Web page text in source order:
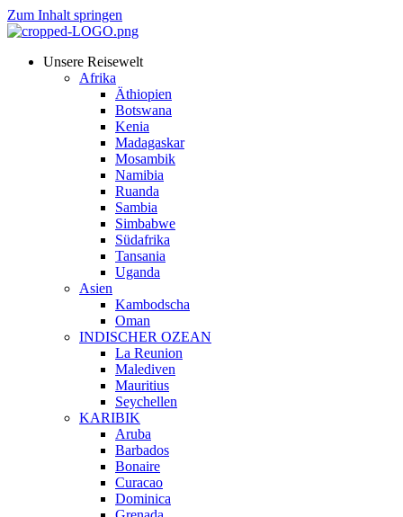
Zum Inhalt springen
Unsere Reisewelt
Afrika
Äthiopien
Botswana
Kenia
Madagaskar
Mosambik
Namibia
Ruanda
Sambia
Simbabwe
Südafrika
Tansania
Uganda
Asien
Kambodscha
Oman
INDISCHER OZEAN
La Reunion
Malediven
Mauritius
Seychellen
KARIBIK
Aruba
Barbados
Bonaire
Curacao
Dominica